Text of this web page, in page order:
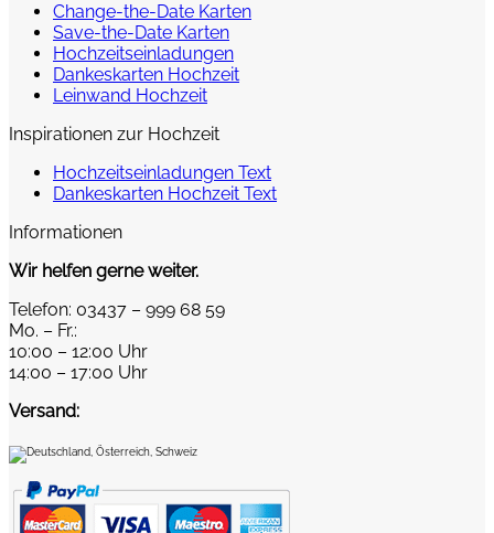
Change-the-Date Karten
Save-the-Date Karten
Hochzeitseinladungen
Dankeskarten Hochzeit
Leinwand Hochzeit
Inspirationen zur Hochzeit
Hochzeitseinladungen Text
Dankeskarten Hochzeit Text
Informationen
Wir helfen gerne weiter.
Telefon: 03437 – 999 68 59
Mo. – Fr.:
10:00 – 12:00 Uhr
14:00 – 17:00 Uhr
Versand: